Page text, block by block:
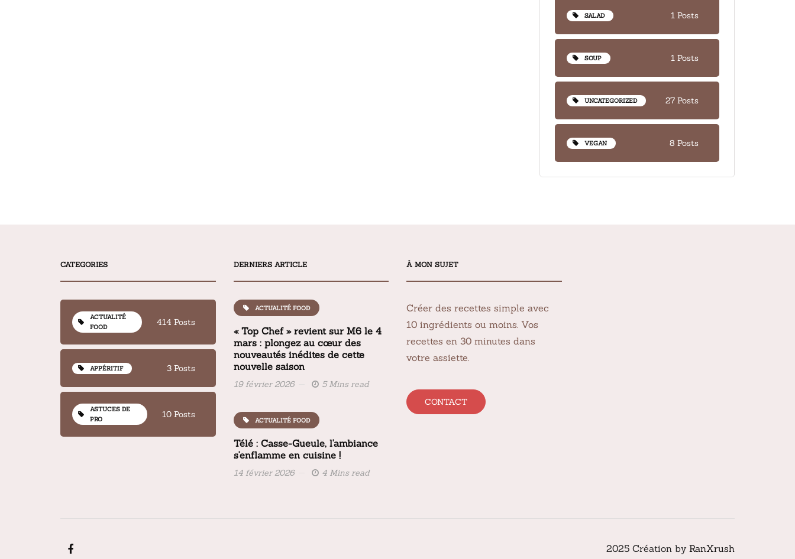
SALAD 1 Posts
SOUP 1 Posts
UNCATEGORIZED 27 Posts
VEGAN 8 Posts
CATEGORIES
ACTUALITÉ
FOOD
414 Posts
APPÉRITIF 3 Posts
ASTUCES DE
PRO
10 Posts
DERNIERS ARTICLE
ACTUALITÉ FOOD
« Top Chef » revient sur M6 le 4
mars : plongez au cœur des
nouveautés inédites de cette
nouvelle saison
19 février 2026 5 Mins read
ACTUALITÉ FOOD
Télé : Casse-Gueule, l'ambiance
s'enflamme en cuisine !
14 février 2026 4 Mins read
À MON SUJET
Créer des recettes simple avec
10 ingrédients ou moins. Vos
recettes en 30 minutes dans
votre assiette.
CONTACT
2025 Création by RanXrush